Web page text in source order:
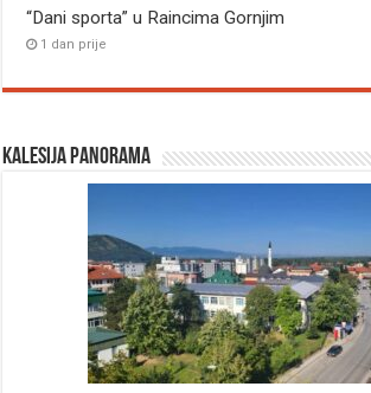
“Dani sporta” u Raincima Gornjim
1 dan prije
Kalesija panorama